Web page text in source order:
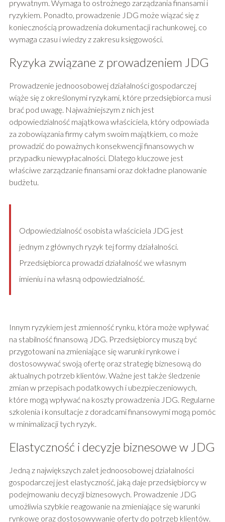
prywatnym. Wymaga to ostrożnego zarządzania finansami i
ryzykiem. Ponadto, prowadzenie JDG może wiązać się z
koniecznością prowadzenia dokumentacji rachunkowej, co
wymaga czasu i wiedzy z zakresu księgowości.
Ryzyka związane z prowadzeniem JDG
Prowadzenie jednoosobowej działalności gospodarczej
wiąże się z określonymi ryzykami, które przedsiębiorca musi
brać pod uwagę. Najważniejszym z nich jest
odpowiedzialność majątkowa właściciela, który odpowiada
za zobowiązania firmy całym swoim majątkiem, co może
prowadzić do poważnych konsekwencji finansowych w
przypadku niewypłacalności. Dlatego kluczowe jest
właściwe zarządzanie finansami oraz dokładne planowanie
budżetu.
Odpowiedzialność osobista właściciela JDG jest
jednym z głównych ryzyk tej formy działalności.
Przedsiębiorca prowadzi działalność we własnym
imieniu i na własną odpowiedzialność.
Innym ryzykiem jest zmienność rynku, która może wpływać
na stabilność finansową JDG. Przedsiębiorcy muszą być
przygotowani na zmieniające się warunki rynkowe i
dostosowywać swoją ofertę oraz strategię biznesową do
aktualnych potrzeb klientów. Ważne jest także śledzenie
zmian w przepisach podatkowych i ubezpieczeniowych,
które mogą wpływać na koszty prowadzenia JDG. Regularne
szkolenia i konsultacje z doradcami finansowymi mogą pomóc
w minimalizacji tych ryzyk.
Elastyczność i decyzje biznesowe w JDG
Jedną z największych zalet jednoosobowej działalności
gospodarczej jest elastyczność, jaką daje przedsiębiorcy w
podejmowaniu decyzji biznesowych. Prowadzenie JDG
umożliwia szybkie reagowanie na zmieniające się warunki
rynkowe oraz dostosowywanie oferty do potrzeb klientów.